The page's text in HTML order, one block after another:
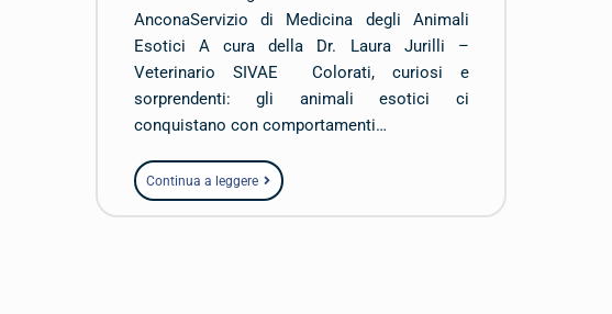
AnconaServizio di Medicina degli Animali
Esotici A cura della Dr. Laura Jurilli –
Veterinario SIVAE Colorati, curiosi e
sorprendenti: gli animali esotici ci
conquistano con comportamenti…
Continua a leggere